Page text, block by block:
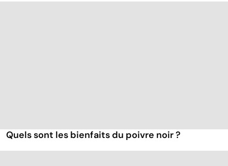
Quels sont les bienfaits du poivre noir ?